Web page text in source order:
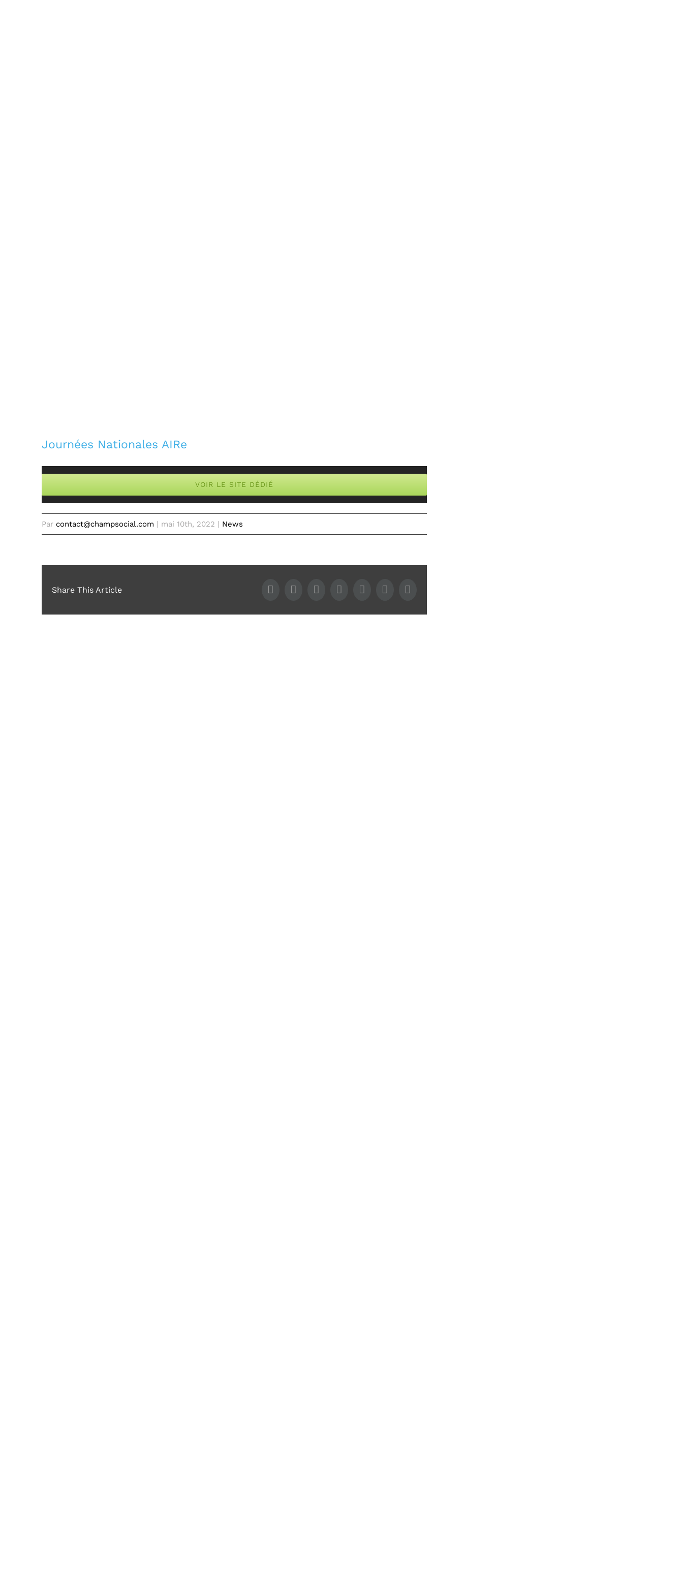
Journées Nationales AIRe
VOIR LE SITE DÉDIÉ
Par contact@champsocial.com | mai 10th, 2022 | News
Share This Article Facebook
Twitter LinkedInWhatsApp
Tumblr Pinterest